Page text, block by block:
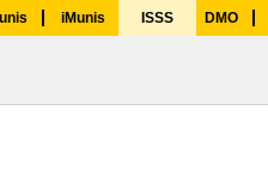
iMunis ISSS DMO